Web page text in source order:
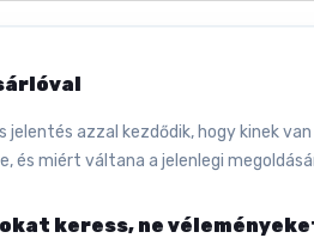
jelentés azzal kezdődik, hogy kinek
és miért váltana a jelenlegi
keress, ne